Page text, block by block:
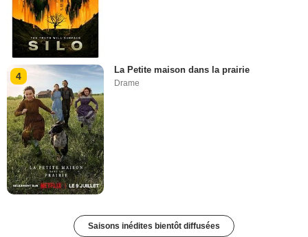
4
La Petite maison dans la prairie
Drame
Saisons inédites bientôt diffusées